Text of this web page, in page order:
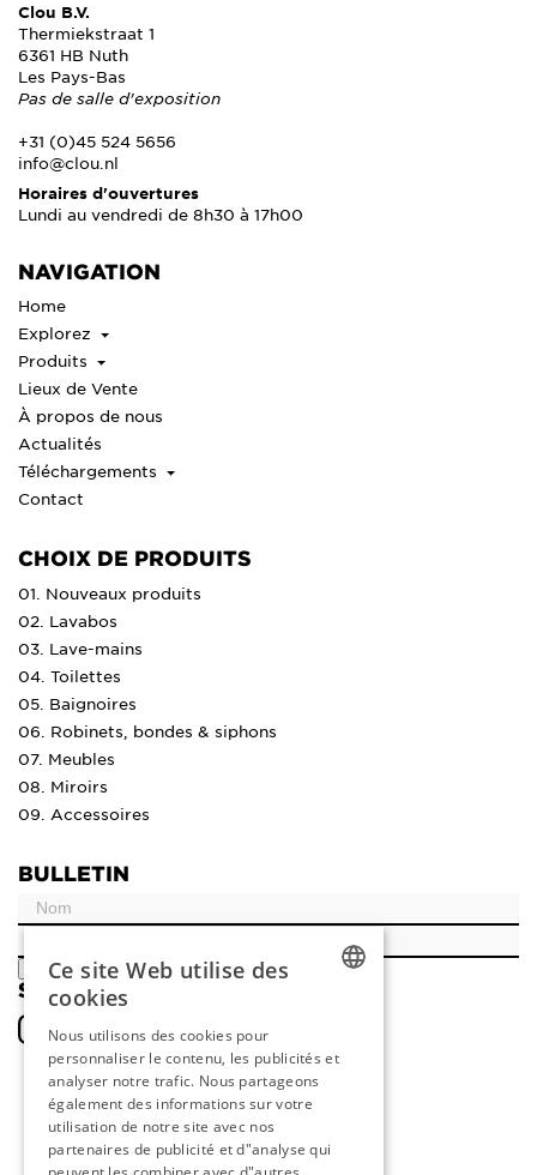
Clou B.V.
Thermiekstraat 1
6361 HB Nuth
Les Pays-Bas
Pas de salle d'exposition
+31 (0)45 524 5656
info@clou.nl
Horaires d'ouvertures
Lundi au vendredi de 8h30 à 17h00
NAVIGATION
Home
Explorez
Produits
Lieux de Vente
À propos de nous
Actualités
Téléchargements
Contact
CHOIX DE PRODUITS
01. Nouveaux produits
02. Lavabos
03. Lave-mains
04. Toilettes
05. Baignoires
06. Robinets, bondes & siphons
07. Meubles
08. Miroirs
09. Accessoires
BULLETIN
ENREGISTRER
SOCIAL
ENGLISH
FRENCH
GERMAN
Ce site Web utilise des
cookies
Nous utilisons des cookies pour
personnaliser le contenu, les publicités et
analyser notre trafic. Nous partageons
également des informations sur votre
utilisation de notre site avec nos
partenaires de publicité et d"analyse qui